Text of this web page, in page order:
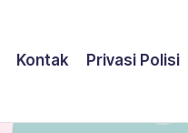
Kontak Privasi Polisi